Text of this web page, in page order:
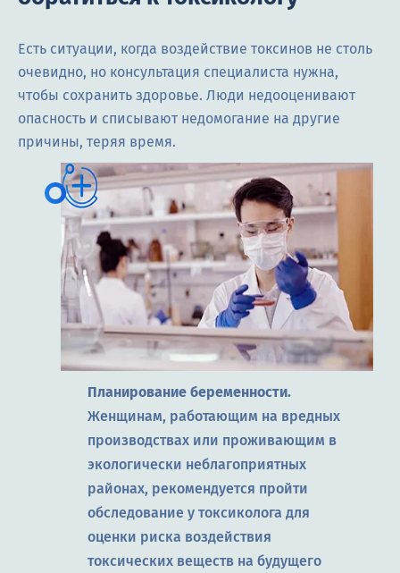
Есть ситуации, когда воздействие токсинов не столь
очевидно, но консультация специалиста нужна,
чтобы сохранить здоровье. Люди недооценивают
опасность и списывают недомогание на другие
причины, теряя время.
Планирование беременности.
Женщинам, работающим на вредных
производствах или проживающим в
экологически неблагоприятных
районах, рекомендуется пройти
обследование у токсиколога для
оценки риска воздействия
токсических веществ на будущего